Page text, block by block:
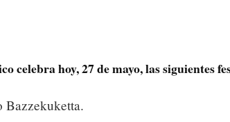
celebra hoy, 27 de mayo, las siguientes
Bazzekuketta.